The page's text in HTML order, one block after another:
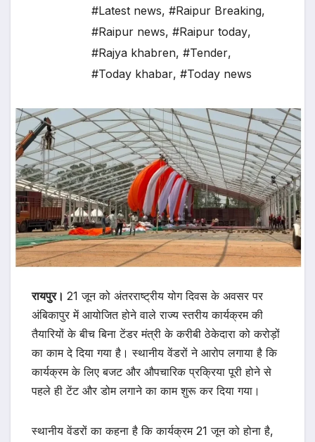
#Latest news, #Raipur Breaking,
#Raipur news, #Raipur today,
#Rajya khabren, #Tender,
#Today khabar, #Today news
रायपुर। 21 जून को अंतरराष्ट्रीय योग दिवस के अवसर पर
अंबिकापुर में आयोजित होने वाले राज्य स्तरीय कार्यक्रम की
तैयारियों के बीच बिना टेंडर मंत्री के करीबी ठेकेदारा को करोड़ों
का काम दे दिया गया है। स्थानीय वेंडरों ने आरोप लगाया है कि
कार्यक्रम के लिए बजट और औपचारिक प्रक्रिया पूरी होने से
पहले ही टेंट और डोम लगाने का काम शुरू कर दिया गया।
स्थानीय वेंडरों का कहना है कि कार्यक्रम 21 जून को होना है,